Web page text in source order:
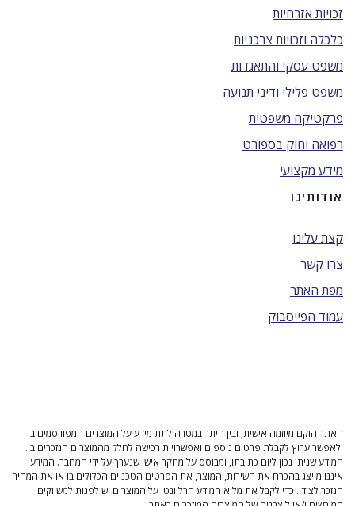
זכויות אזרחיות
כלכלה וזכויות צרכניות
משפט עסקי והתאגדות
משפט פלילי ודיני תנועה
פרקטיקה משפטית
רפואה וחוק בספורט
מידע מקצועי
אודותינו
קצת עלינו
צרו קשר
מפת האתר
עמוד הפייסבוק
האתר הוקם מיוזמה אישית, ובין היתר במטרה לתת מידע על המוצרים המפורסמים בו
ולאפשר ערוץ לקבלת פרטים נוספים ואפשרויות רכישה לחלק מהמוצרים הנזכרים בו.
המידע שניתן נכון ליום כתיבתו, ומבוסס על מחקר אישי שנערך על ידי המחבר. המידע
איננו מייצג בהכרח את השירות, המוצר, את הפרטים הטכניים הכלולים בו או את המחיר
הנזכר לצידו. כדי לקבל את מלוא המידע הרלוונטי על המוצרים יש לפנות למשווקים